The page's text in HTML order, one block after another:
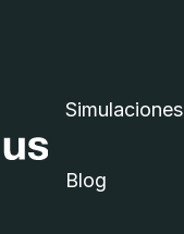
Simulaciones
Blog